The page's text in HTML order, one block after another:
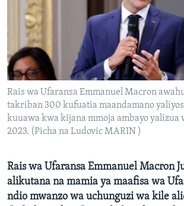
Rais wa Ufaransa Emmanuel Macron
takriban 300 kufuatia maandamano
kuuawa kwa kijana mmoja ambayo yalizua
2023. (Picha na Ludovic MARIN )
Rais wa Ufaransa Emmanuel Macron
alikutana na mamia ya maafisa wa
ndio mwanzo wa uchunguzi wa kile